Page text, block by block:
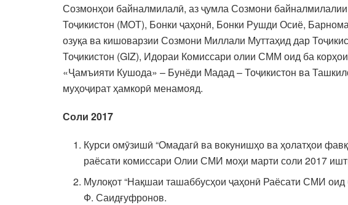
Созмонҳои байналмилалӣ, аз ҷумла Созмони
Тоҷикистон (МОТ), Бонки ҷаҳонӣ, Бонки Рушди Осиё,
озуқа ва кишоварзии Созмони Миллали Муттаҳид дар
Тоҷикистон (GIZ), Идораи Комиссари олии СММ оид ба
«Ҷамъияти Кушода» – Бунёди Мадад – Тоҷикистон ва
муҳоҷират ҳамкорӣ менамояд.
Соли 2017
Курси омӯзишӣ “Омадагӣ ва вокунишҳо ва ҳолатҳои
раёсати комиссари Олии СМИ моҳи марти соли 2017
Мулоқот “Нақшаи ташаббусҳои ҷаҳонӣ Раёсати СМИ
Ф. Саидғуфронов.